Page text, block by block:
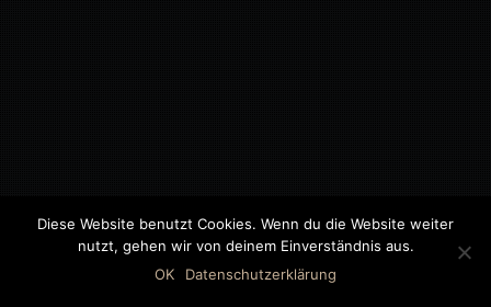
©2018 MWB – MOTORWAGEN BERNAU GMBH
Diese Website benutzt Cookies. Wenn du die Website weiter
nutzt, gehen wir von deinem Einverständnis aus.
OK
Datenschutzerklärung